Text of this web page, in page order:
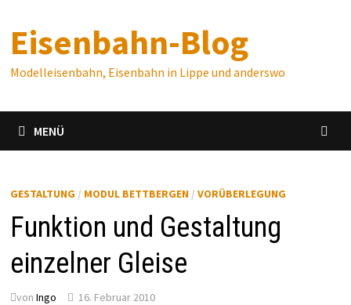
Inhalt
springen
Eisenbahn-Blog
Modelleisenbahn, Eisenbahn in Lippe und anderswo
MENÜ
GESTALTUNG/ MODUL BETTBERGEN/ VORÜBERLEGUNG
Funktion und Gestaltung
einzelner Gleise
von Ingo 16. Februar 2010